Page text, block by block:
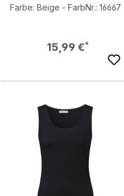
Farbe: Beige - FarbNr.: 16667
Regulärer Preis:
15,99 €